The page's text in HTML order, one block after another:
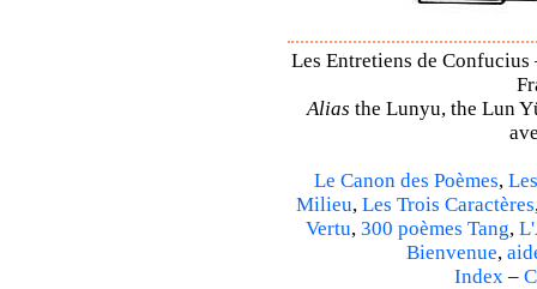
Les Entretiens de
Alias the Lunyu, the Lun
Le Canon des Poèmes,
Milieu, Les Trois Caractères
Vertu, 300 poèmes Tang,
Bienvenue,
Index –